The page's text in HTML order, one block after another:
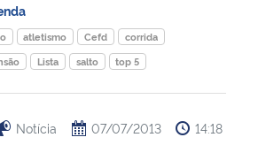
Inovações e Comunicações
atletismo Cefd
corrida
Lista salto top 5
Notícia 07/07/2013 14:18